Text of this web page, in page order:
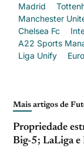
Madrid
Manchester
Chelsea Fc
A22 Sports
Liga Unify
Mais artigos de
Propriedade
Big-5; LaLiga e